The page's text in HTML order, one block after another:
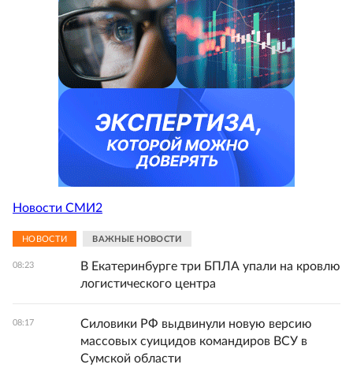
Новости СМИ2
НОВОСТИ ВАЖНЫЕ НОВОСТИ
08:23
В Екатеринбурге три БПЛА упали на кровлю
логистического центра
08:17
Силовики РФ выдвинули новую версию
массовых суицидов командиров ВСУ в
Сумской области